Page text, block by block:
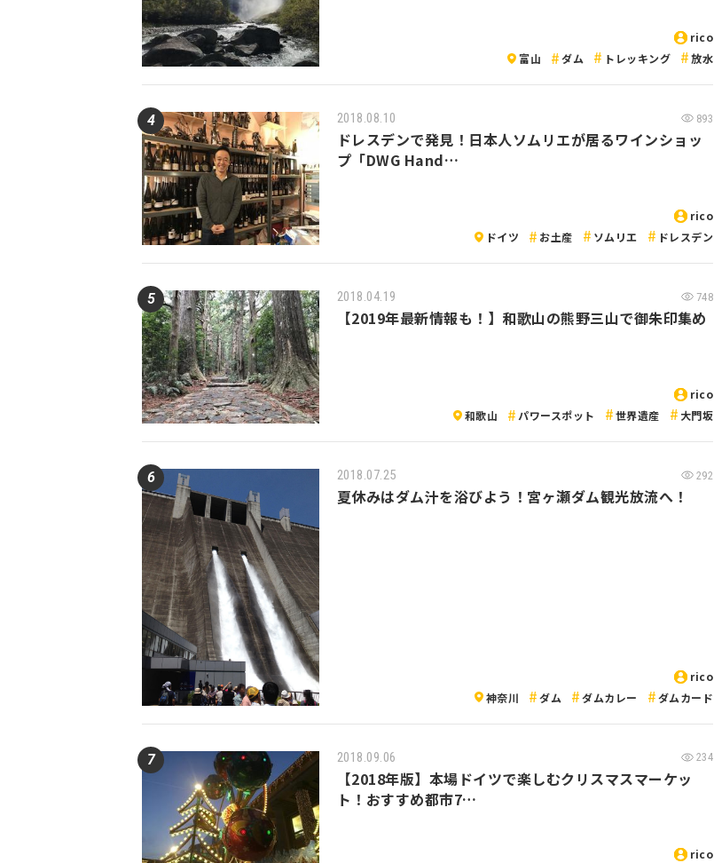
rico
富山
ダム トレッキング 放水
2018.08.10 893
ドレスデンで発見！日本人ソムリエが居るワインショッ
プ「DWG Hand…
rico
ドイツ
お土産 ソムリエ ドレスデン
2018.04.19 748
【2019年最新情報も！】和歌山の熊野三山で御朱印集め
rico
和歌山
パワースポット 世界遺産 大門坂
2018.07.25 292
夏休みはダム汁を浴びよう！宮ヶ瀬ダム観光放流へ！
rico
神奈川
ダム ダムカレー ダムカード
2018.09.06 234
【2018年版】本場ドイツで楽しむクリスマスマーケッ
ト！おすすめ都市7…
rico